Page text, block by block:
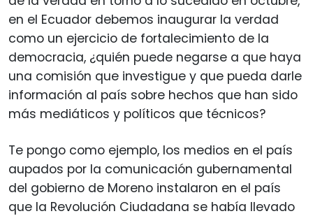
en el Ecuador debemos inaugurar la verdad
como un ejercicio de fortalecimiento de la
democracia, ¿quién puede negarse a que haya
una comisión que investigue y que pueda darle
información al país sobre hechos que han sido
más mediáticos y políticos que técnicos?
Te pongo como ejemplo, los medios en el país
aupados por la comunicación gubernamental
del gobierno de Moreno instalaron en el país
que la Revolución Ciudadana se había llevado